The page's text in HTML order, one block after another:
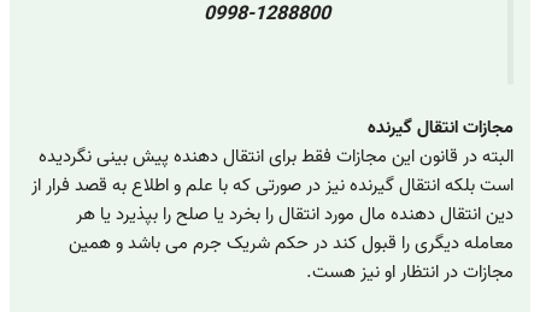
0998-1288800
مجازات انتقال گیرنده
البته در قانون این مجازات فقط برای انتقال دهنده پیش بینی نگردیده
است بلکه انتقال گیرنده نیز در صورتی که با علم و اطلاع به قصد فرار از
دین انتقال دهنده مال مورد انتقال را بخرد یا صلح را بپذیرد یا هر
معامله دیگری را قبول کند در حکم شریک جرم می باشد و همین
مجازات در انتظار او نیز هست.